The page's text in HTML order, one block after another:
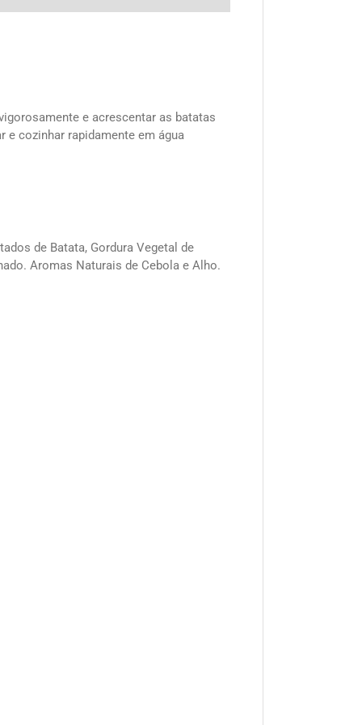
e acrescentar as batatas
e cozinhar rapidamente em água
de Batata, Gordura Vegetal de
Aromas Naturais de Cebola e Alho.